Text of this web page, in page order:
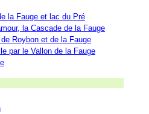
la Fauge et lac du Pré
la Cascade de la Fauge
Roybon et de la Fauge
par le Vallon de la Fauge